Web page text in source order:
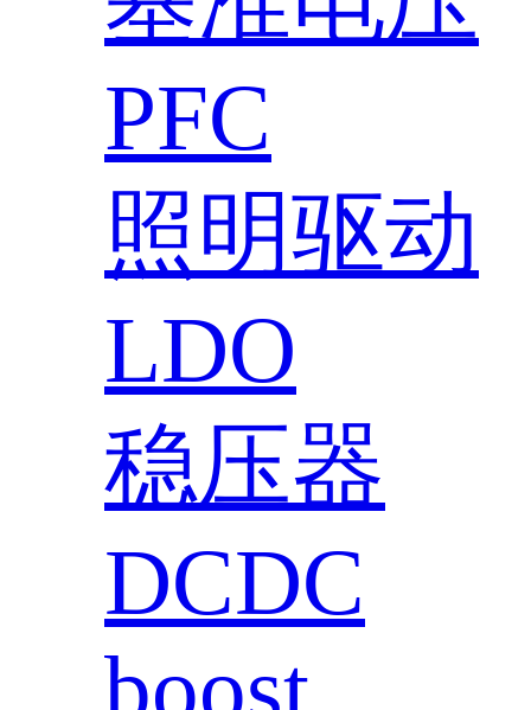
PFC
照明驱动
LDO
稳压器
DCDC
boost